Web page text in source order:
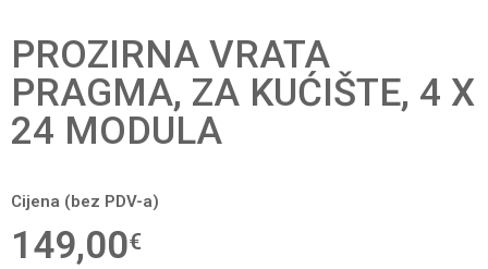
PROZIRNA VRATA
PRAGMA, ZA KUĆIŠTE, 4 X
24 MODULA
Cijena (bez PDV-a)
149,00€